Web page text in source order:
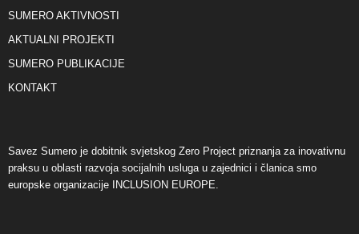
SUMERO AKTIVNOSTI
AKTUALNI PROJEKTI
SUMERO PUBLIKACIJE
KONTAKT
Savez Sumero je dobitnik svjetskog Zero Project priznanja za inovativnu
praksu u oblasti razvoja socijalnih usluga u zajednici i članica smo
europske organizacije INCLUSION EUROPE.